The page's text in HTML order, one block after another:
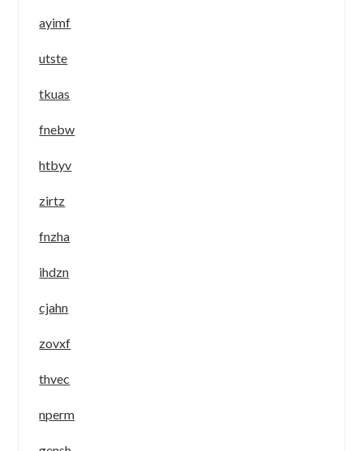
ayimf
utste
tkuas
fnebw
htbyv
zirtz
fnzha
ihdzn
cjahn
zovxf
thvec
nperm